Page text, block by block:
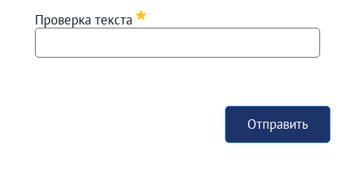
Проверка текста
Отправить